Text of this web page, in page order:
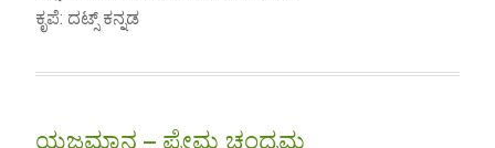
ಕೃಪೆ: ದಟ್ಸ್ ಕನ್ನಡ
ಯಜಮಾನ – ಪ್ರೇಮ ಚಂದ್ರಮ